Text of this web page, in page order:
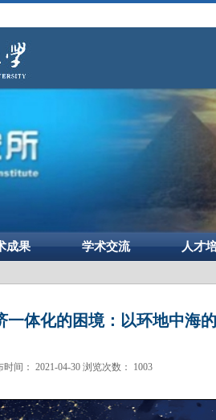
成果 学术交流 人才
一体化的困境：以环地中海
时间： 2021-04-30 浏览次数： 1003